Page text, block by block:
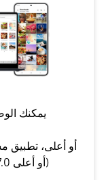
v1.2.x أو أعلى، الجهاز المحمول: One UI 7.0 أو أعلى)